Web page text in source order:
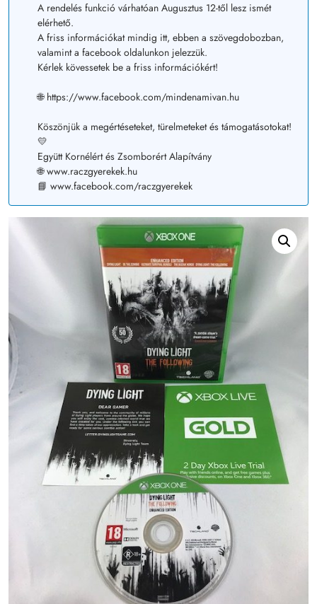
A rendelés funkció várhatóan Augusztus 12-től lesz ismét
elérhető.
A friss információkat mindig itt, ebben a szövegdobozban,
valamint a facebook oldalunkon jelezzük.
Kérlek kövessetek be a friss információkért!
🌐 https://www.facebook.com/mindenamivan.hu
Köszönjük a megértéseteket, türelmeteket és támogatásotokat!
💛
Együtt Kornélért és Zsomborért Alapítvány
🌐 www.raczgyerekek.hu
📘 www.facebook.com/raczgyerekek